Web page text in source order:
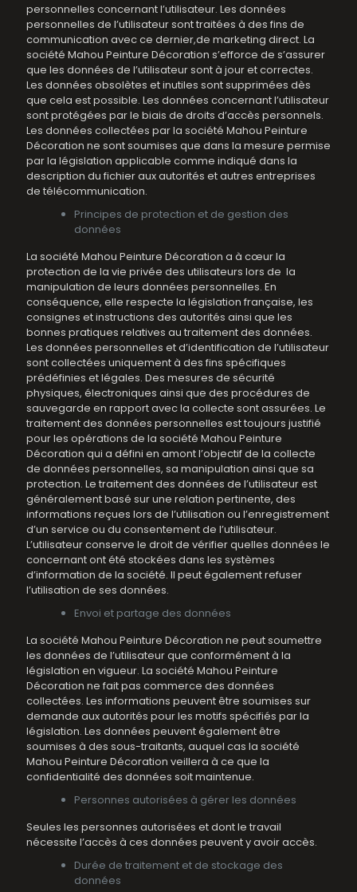
personnelles concernant l’utilisateur. Les données
personnelles de l’utilisateur sont traitées à des fins de
communication avec ce dernier,de marketing direct. La
société Mahou Peinture Décoration s’efforce de s’assurer
que les données de l’utilisateur sont à jour et correctes.
Les données obsolètes et inutiles sont supprimées dès
que cela est possible. Les données concernant l’utilisateur
sont protégées par le biais de droits d’accès personnels.
Les données collectées par la société Mahou Peinture
Décoration ne sont soumises que dans la mesure permise
par la législation applicable comme indiqué dans la
description du fichier aux autorités et autres entreprises
de télécommunication.
Principes de protection et de gestion des
données
La société Mahou Peinture Décoration a à cœur la
protection de la vie privée des utilisateurs lors de la
manipulation de leurs données personnelles. En
conséquence, elle respecte la législation française, les
consignes et instructions des autorités ainsi que les
bonnes pratiques relatives au traitement des données.
Les données personnelles et d’identification de l’utilisateur
sont collectées uniquement à des fins spécifiques
prédéfinies et légales. Des mesures de sécurité
physiques, électroniques ainsi que des procédures de
sauvegarde en rapport avec la collecte sont assurées. Le
traitement des données personnelles est toujours justifié
pour les opérations de la société Mahou Peinture
Décoration qui a défini en amont l’objectif de la collecte
de données personnelles, sa manipulation ainsi que sa
protection. Le traitement des données de l’utilisateur est
généralement basé sur une relation pertinente, des
informations reçues lors de l’utilisation ou l’enregistrement
d’un service ou du consentement de l’utilisateur.
L’utilisateur conserve le droit de vérifier quelles données le
concernant ont été stockées dans les systèmes
d’information de la société. Il peut également refuser
l’utilisation de ses données.
Envoi et partage des données
La société Mahou Peinture Décoration ne peut soumettre
les données de l’utilisateur que conformément à la
législation en vigueur. La société Mahou Peinture
Décoration ne fait pas commerce des données
collectées. Les informations peuvent être soumises sur
demande aux autorités pour les motifs spécifiés par la
législation. Les données peuvent également être
soumises à des sous-traitants, auquel cas la société
Mahou Peinture Décoration veillera à ce que la
confidentialité des données soit maintenue.
Personnes autorisées à gérer les données
Seules les personnes autorisées et dont le travail
nécessite l’accès à ces données peuvent y avoir accès.
Durée de traitement et de stockage des
données